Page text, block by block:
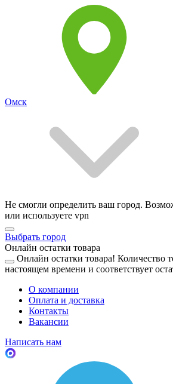
Омск
Не смогли определить ваш город.
или используете vpn
Выбрать город
Онлайн остатки товара
Онлайн остатки товара! Количество
настоящем времени и соответствует
О компании
Оплата и доставка
Контакты
Вакансии
Написать нам